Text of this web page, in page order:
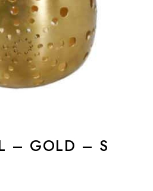
– GOLD – S